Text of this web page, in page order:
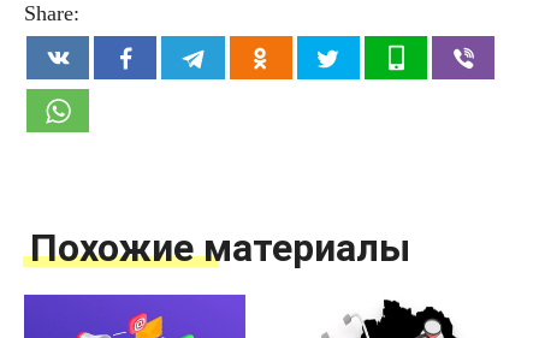
Share:
Похожие материалы